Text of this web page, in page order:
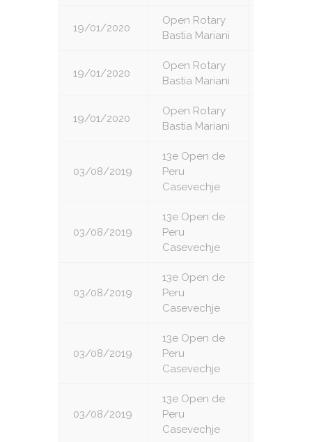
19/01/2020
Open Rotary
Bastia Mariani
19/01/2020
Open Rotary
Bastia Mariani
19/01/2020
Open Rotary
Bastia Mariani
03/08/2019
13e Open de
Peru
Casevechje
03/08/2019
13e Open de
Peru
Casevechje
03/08/2019
13e Open de
Peru
Casevechje
03/08/2019
13e Open de
Peru
Casevechje
03/08/2019
13e Open de
Peru
Casevechje